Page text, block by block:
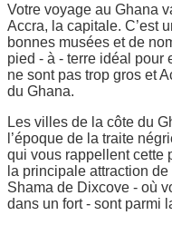
Votre voyage au Ghana
Accra, la capitale. C’est
bonnes musées et de
pied - à - terre idéal pour
ne sont pas trop gros et
du Ghana.
Les villes de la côte du
l’époque de la traite
qui vous rappellent cette
la principale attraction
Shama de Dixcove - où
dans un fort - sont parmi